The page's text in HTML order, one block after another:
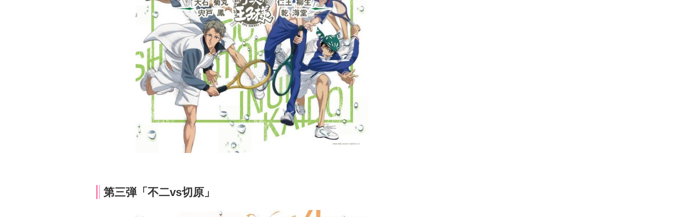
第三弾「不二vs切原」